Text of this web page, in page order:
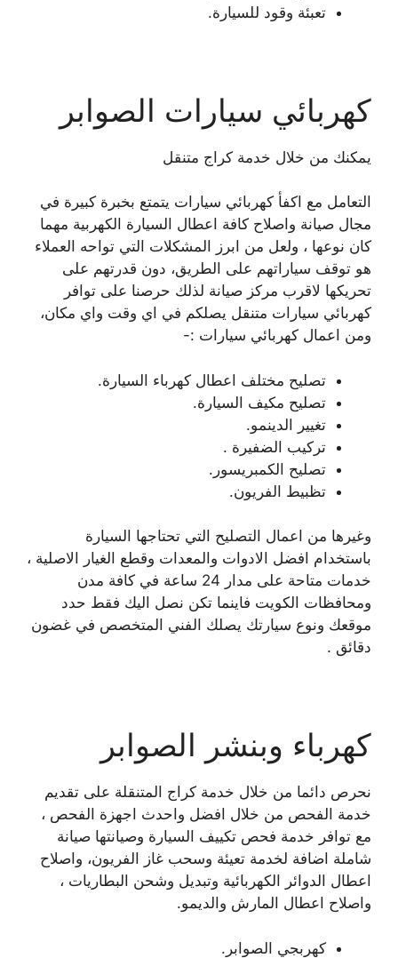
تعبئة وقود للسيارة.
كهربائي سيارات الصوابر
يمكنك من خلال خدمة كراج متنقل
التعامل مع اكفأ كهربائي سيارات يتمتع بخبرة كبيرة في
مجال صيانة واصلاح كافة اعطال السيارة الكهربية مهما
كان نوعها ، ولعل من ابرز المشكلات التي تواحه العملاء
هو توقف سياراتهم على الطريق، دون قدرتهم على
تحريكها لاقرب مركز صيانة لذلك حرصنا على توافر
كهربائي سيارات متنقل يصلكم في اي وقت واي مكان،
ومن اعمال كهربائي سيارات :-
تصليح مختلف اعطال كهرباء السيارة.
تصليح مكيف السيارة.
تغيير الدينمو.
تركيب الضفيرة .
تصليح الكمبريسور.
تظبيط الفريون.
وغيرها من اعمال التصليح التي تحتاجها السيارة
باستخدام افضل الادوات والمعدات وقطع الغيار الاصلية ،
خدمات متاحة على مدار 24 ساعة في كافة مدن
ومحافظات الكويت فاينما تكن نصل اليك فقط حدد
موقعك ونوع سيارتك يصلك الفني المتخصص في غضون
دقائق .
كهرباء وبنشر الصوابر
نحرص دائما من خلال خدمة كراج المتنقلة على تقديم
خدمة الفحص من خلال افضل واحدث اجهزة الفحص ،
مع توافر خدمة فحص تكييف السيارة وصيانتها صيانة
شاملة اضافة لخدمة تعيئة وسحب غاز الفريون، واصلاح
اعطال الدوائر الكهربائية وتبديل وشحن البطاريات ،
واصلاح اعطال المارش والديمو.
كهربجي الصوابر.